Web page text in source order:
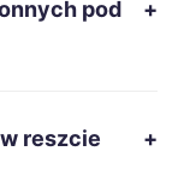
41 zł
pod
+
reszcie
+